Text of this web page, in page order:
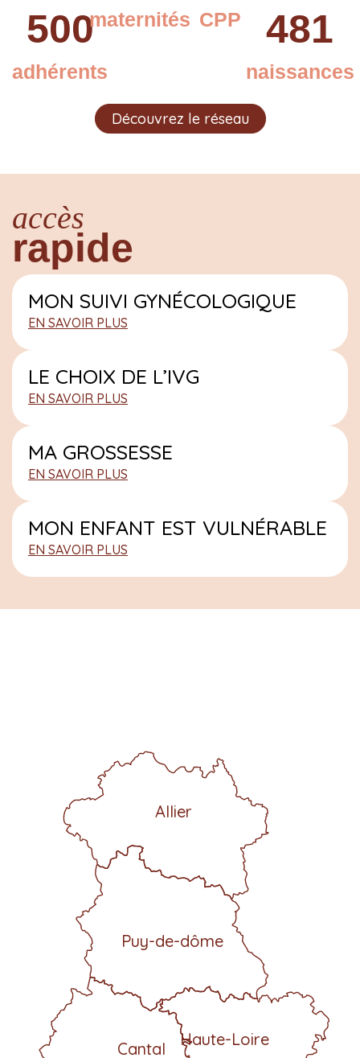
adhérents
500maternités CPP
naissances
481
Découvrez le réseau
accès
rapide
MON SUIVI GYNÉCOLOGIQUE
EN SAVOIR PLUS
LE CHOIX DE L’IVG
EN SAVOIR PLUS
MA GROSSESSE
EN SAVOIR PLUS
MON ENFANT EST VULNÉRABLE
EN SAVOIR PLUS
Allier
Puy-de-dôme
Cantal Haute-Loire